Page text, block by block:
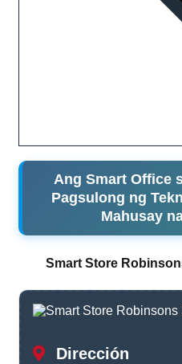
Ang Smart Office
Pagsulong ng
Mahusay
Smart Store
Dirección